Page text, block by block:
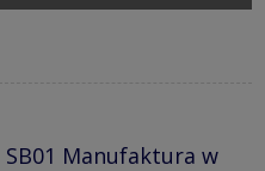
SB01 Manufaktura w